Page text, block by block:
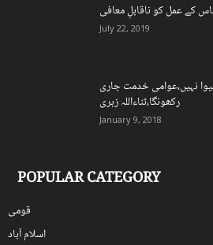
July 22, 2019
نہیں،عوامی خدمت جاری
رکھونگا،ثناءاللہ زہری
January 9, 2018
POPULAR CATEGORY
قومی
اسلام آباد